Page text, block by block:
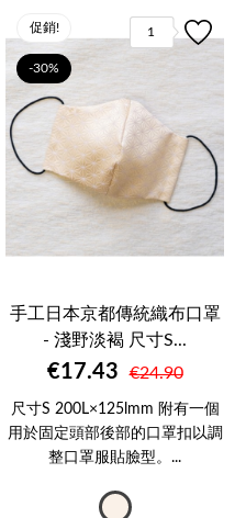
1
促銷!
-30%
手工日本京都傳統織布口罩
- 淺野淡褐 尺寸S...
€17.43 €24.90
尺寸S 200L×125lmm 附有一個
用於固定頭部後部的口罩扣以調
整口罩服貼臉型。...
Ecru